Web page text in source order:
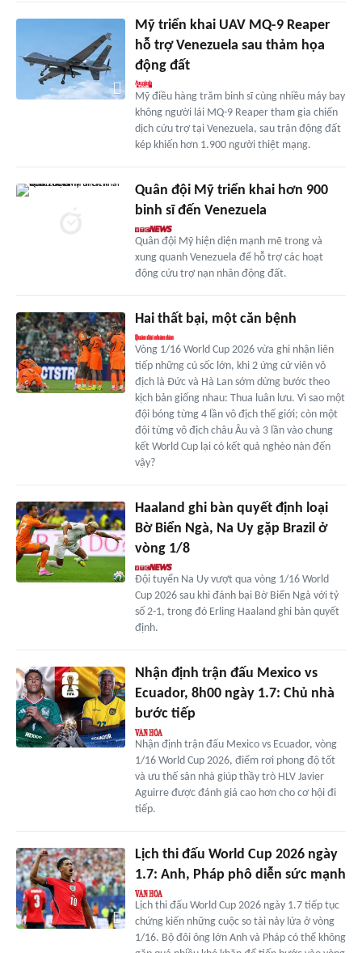
Mỹ triển khai UAV MQ-9 Reaper
hỗ trợ Venezuela sau thảm họa
động đất
Mỹ điều hàng trăm binh sĩ cùng nhiều máy bay
không người lái MQ-9 Reaper tham gia chiến
dịch cứu trợ tại Venezuela, sau trận động đất
kép khiến hơn 1.900 người thiệt mạng.
Quân đội Mỹ triển khai hơn 900
binh sĩ đến Venezuela
Quân đội Mỹ hiện diện mạnh mẽ trong và
xung quanh Venezuela để hỗ trợ các hoạt
động cứu trợ nạn nhân động đất.
Hai thất bại, một căn bệnh
Vòng 1/16 World Cup 2026 vừa ghi nhận liên
tiếp những cú sốc lớn, khi 2 ứng cử viên vô
địch là Đức và Hà Lan sớm dừng bước theo
kịch bản giống nhau: Thua luân lưu. Vì sao một
đội bóng từng 4 lần vô địch thế giới; còn một
đội từng vô địch châu Âu và 3 lần vào chung
kết World Cup lại có kết quả nghèo nàn đến
vậy?
Haaland ghi bàn quyết định loại
Bờ Biển Ngà, Na Uy gặp Brazil ở
vòng 1/8
Đội tuyển Na Uy vượt qua vòng 1/16 World
Cup 2026 sau khi đánh bại Bờ Biển Ngà với tỷ
số 2-1, trong đó Erling Haaland ghi bàn quyết
định.
Nhận định trận đấu Mexico vs
Ecuador, 8h00 ngày 1.7: Chủ nhà
bước tiếp
Nhận định trận đấu Mexico vs Ecuador, vòng
1/16 World Cup 2026, điểm rơi phong độ tốt
và ưu thế sân nhà giúp thầy trò HLV Javier
Aguirre được đánh giá cao hơn cho cơ hội đi
tiếp.
Lịch thi đấu World Cup 2026 ngày
1.7: Anh, Pháp phô diễn sức mạnh
Lịch thi đấu World Cup 2026 ngày 1.7 tiếp tục
chứng kiến những cuộc so tài nảy lửa ở vòng
1/16. Bộ đôi ông lớn Anh và Pháp có thể không